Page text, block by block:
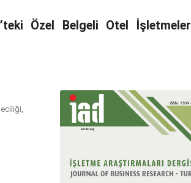
Özel Belgeli Otel